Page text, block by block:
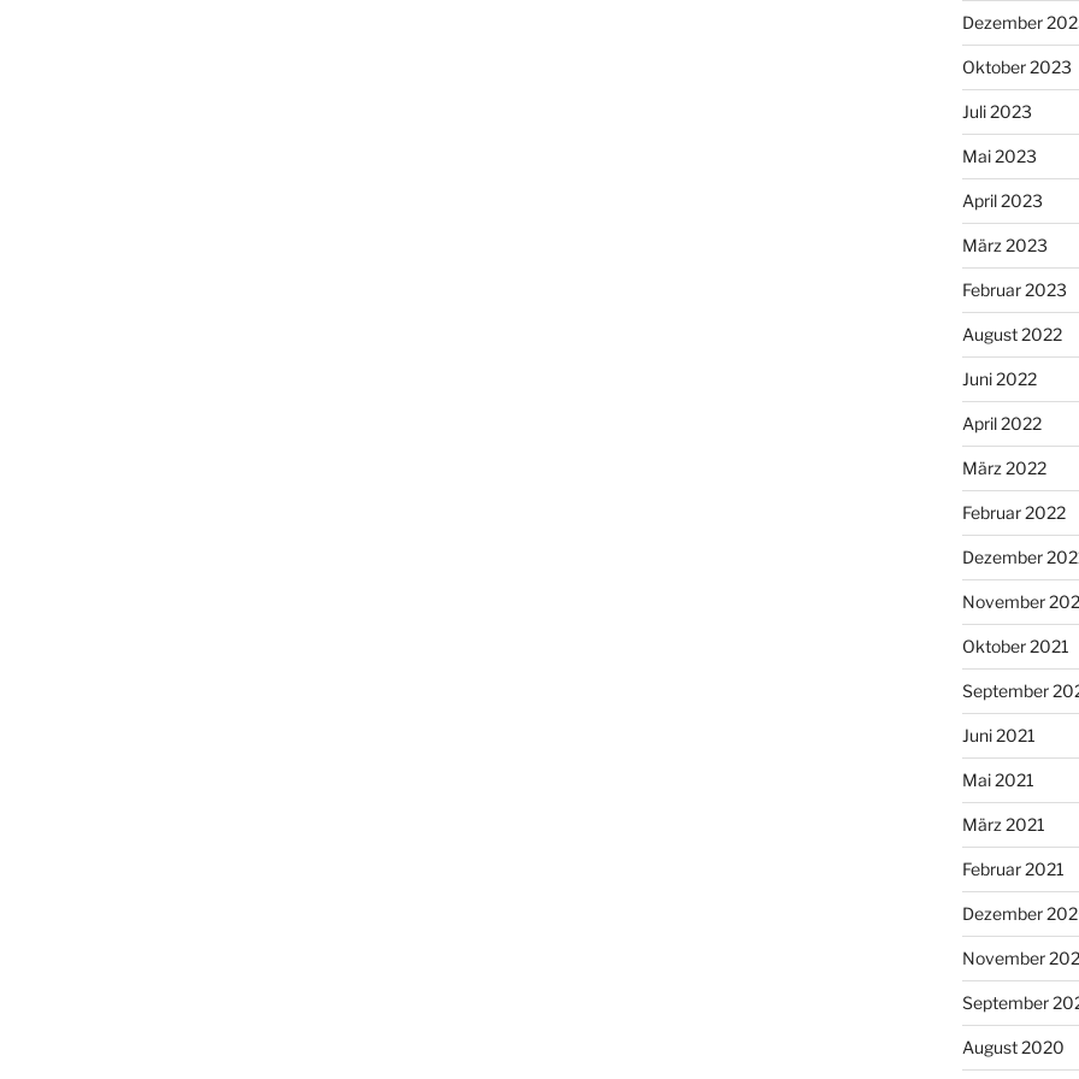
Dezember
Oktober 2023
Juli 2023
Mai 2023
April 2023
März 2023
Februar 2023
August 2022
Juni 2022
April 2022
März 2022
Februar 2022
Dezember
November
Oktober 2021
September
Juni 2021
Mai 2021
März 2021
Februar 2021
Dezember
November
September
August 2020